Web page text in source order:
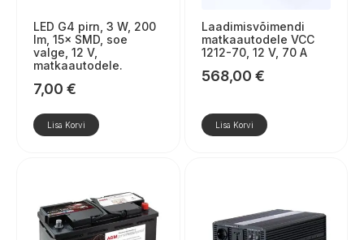
LED G4 pirn, 3 W, 200
lm, 15× SMD, soe
valge, 12 V,
matkaautodele.
7,00 €
Lisa Korvi
Laadimisvõimendi
matkaautodele VCC
1212-70, 12 V, 70 A
568,00 €
Lisa Korvi